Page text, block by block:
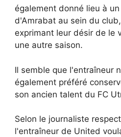
également donné lieu à
d'Amrabat au sein du
exprimant leur désir de le
une autre saison.
Il semble que l'entraîneur
également préféré
son ancien talent du FC
Selon le journaliste
l'entraîneur de United